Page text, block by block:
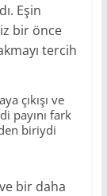
Eşin
bir önce
tercih
çıkışı ve
payını fark
biriydi
bir daha